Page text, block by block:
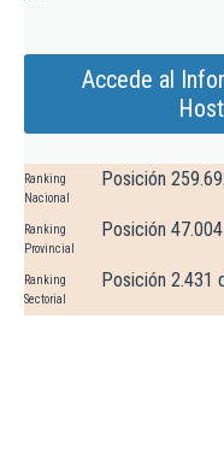
Accede al
Ranking
Nacional
Posición
Ranking
Provincial
Posición
Ranking
Sectorial
Posición 2.431